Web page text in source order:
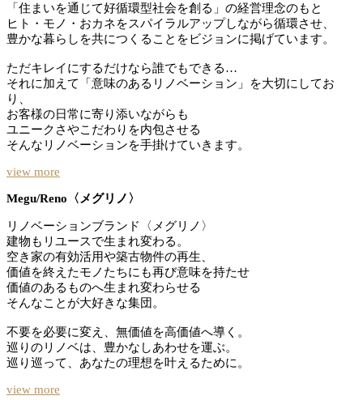
「住まいを通じて好循環型社会を創る」の経営理念のもと
ヒト・モノ・おカネをスパイラルアップしながら循環させ、
豊かな暮らしを共につくることをビジョンに掲げています。
ただキレイにするだけなら誰でもできる…
それに加えて「意味のあるリノベーション」を大切にしてお
り、
お客様の日常に寄り添いながらも
ユニークさやこだわりを内包させる
そんなリノベーションを手掛けていきます。
view more
Megu/Reno〈メグリノ〉
リノベーションブランド〈メグリノ〉
建物もリユースで生まれ変わる。
空き家の有効活用や築古物件の再生、
価値を終えたモノたちにも再び意味を持たせ
価値のあるものへ生まれ変わらせる
そんなことが大好きな集団。
不要を必要に変え、無価値を高価値へ導く。
巡りのリノベは、豊かなしあわせを運ぶ。
巡り巡って、あなたの理想を叶えるために。
view more